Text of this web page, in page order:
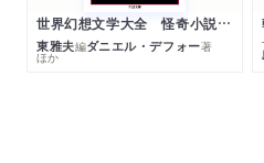
世界幻想文学大全 怪奇小説精華
東雅夫編ダニエル・デフォー著
ほか